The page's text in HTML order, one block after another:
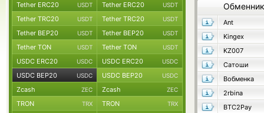
Обменник
Ant
Kingex
KZ007
Сатоши
Вобменка
2rbina
BTC2Pay
Tether ERC20 USDT Tether ERC20 USDT
Tether TRC20 USDT Tether TRC20 USDT
Tether BEP20 USDT Tether BEP20 USDT
Tether TON USDT Tether TON USDT
USDC ERC20 USDC USDC ERC20 USDC
USDC BEP20 USDC USDC BEP20 USDC
Zcash ZEC Zcash ZEC
TRON TRX TRON TRX